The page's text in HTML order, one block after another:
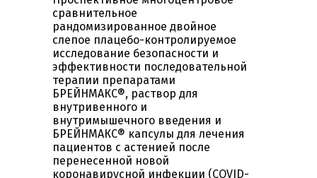
сравнительное
рандомизированное двойное
слепое плацебо-контролируемое
исследование безопасности и
эффективности последовательной
терапии препаратами
БРЕЙНМАКС®, раствор для
внутривенного и
внутримышечного введения и
БРЕЙНМАКС® капсулы для лечения
пациентов с астенией после
перенесенной новой
коронавирусной инфекции (COVID-